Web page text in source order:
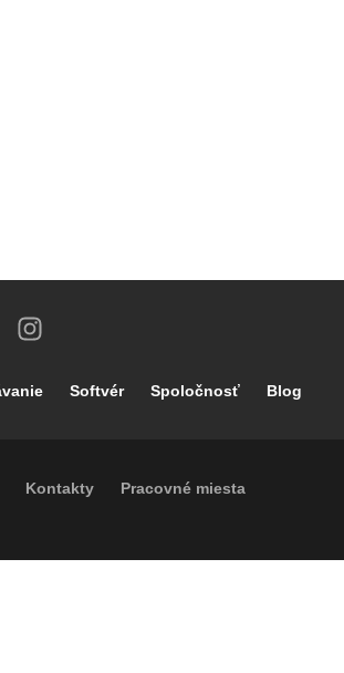
Softvér Spoločnosť Blog
navigation
Kontakty Pracovné miesta